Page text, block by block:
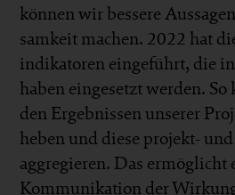
können wir bessere
samkeit machen. 2022 hat
indikatoren eingeführt, die
haben ein­gesetzt werden.
den Ergebnissen unserer
heben und diese projekt-
aggregieren. Das er­mög­licht
Kommuni­kation der